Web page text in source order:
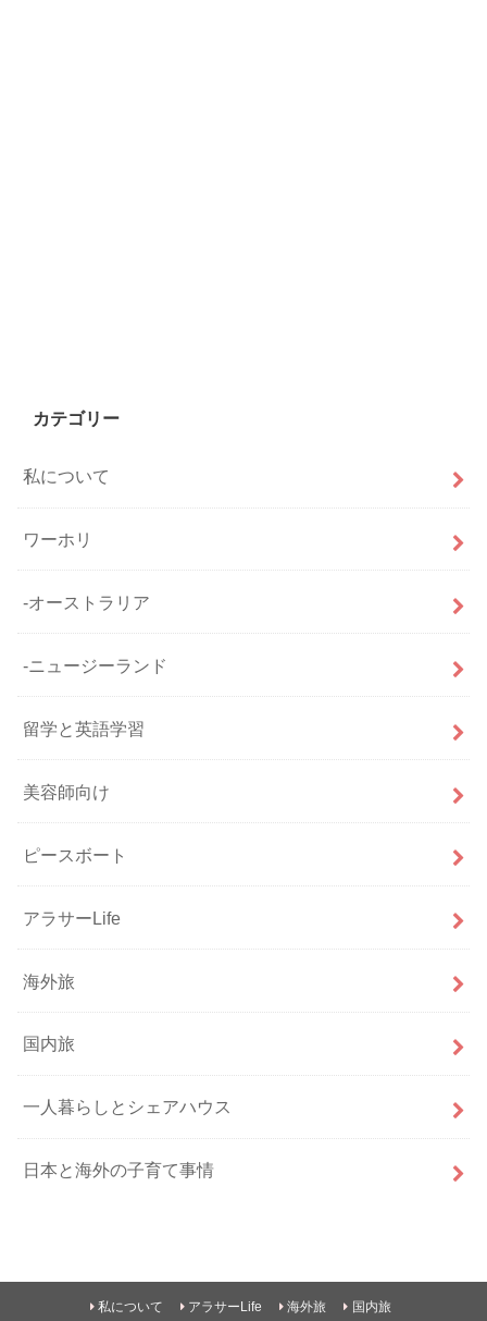
カテゴリー
私について
ワーホリ
-オーストラリア
-ニュージーランド
留学と英語学習
美容師向け
ピースボート
アラサーLife
海外旅
国内旅
一人暮らしとシェアハウス
日本と海外の子育て事情
私について アラサーLife 海外旅 国内旅